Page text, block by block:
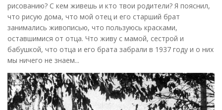
рисованию? С кем живешь и кто твои родители? Я пояснил,
что рисую дома, что мой отец и его старший брат
занимались живописью, что пользуюсь красками,
оставшимися от отца. Что живу с мамой, сестрой и
бабушкой, что отца и его брата забрали в 1937 году и о них
мы ничего не знаем...